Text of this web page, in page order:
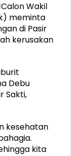
Wakil
meminta
di Pasir
kerusakan
Debu
Sakti,
kesehatan
kita